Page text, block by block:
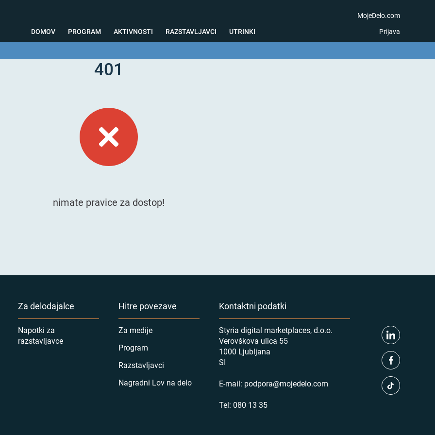
DOMOV PROGRAM AKTIVNOSTI
Testiranja
RAZSTAVLJAVCI UTRINKI
MojeDelo.com
Prijava
401
nimate pravice za dostop!
Za delodajalce
Napotki za
razstavljavce
Hitre povezave
Za medije
Program
Razstavljavci
Nagradni Lov na delo
Kontaktni podatki
Styria digital marketplaces, d.o.o.
Verovškova ulica 55
1000 Ljubljana
SI
E-mail: podpora@mojedelo.com
Tel: 080 13 35